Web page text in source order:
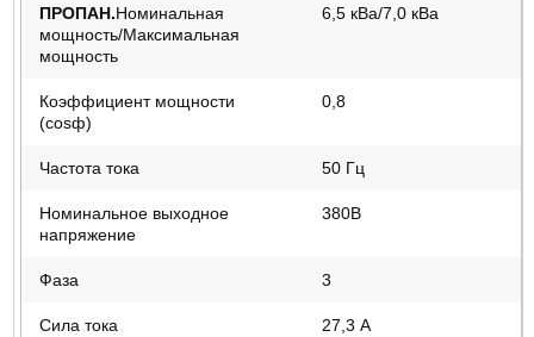
ПРОПАН.Номинальная
мощность/Максимальная
мощность
6,5 кВа/7,0 кВа
Коэффициент мощности
(cosф)
0,8
Частота тока 50 Гц
Номинальное выходное
напряжение
380В
Фаза 3
Сила тока 27,3 А